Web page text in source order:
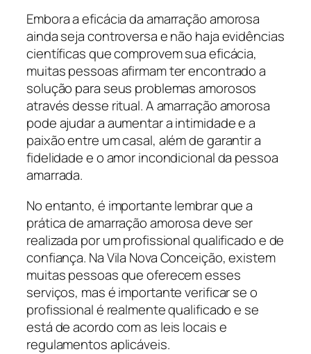
Embora a eficácia da amarração amorosa
ainda seja controversa e não haja evidências
científicas que comprovem sua eficácia,
muitas pessoas afirmam ter encontrado a
solução para seus problemas amorosos
através desse ritual. A amarração amorosa
pode ajudar a aumentar a intimidade e a
paixão entre um casal, além de garantir a
fidelidade e o amor incondicional da pessoa
amarrada.
No entanto, é importante lembrar que a
prática de amarração amorosa deve ser
realizada por um profissional qualificado e de
confiança. Na Vila Nova Conceição, existem
muitas pessoas que oferecem esses
serviços, mas é importante verificar se o
profissional é realmente qualificado e se
está de acordo com as leis locais e
regulamentos aplicáveis.